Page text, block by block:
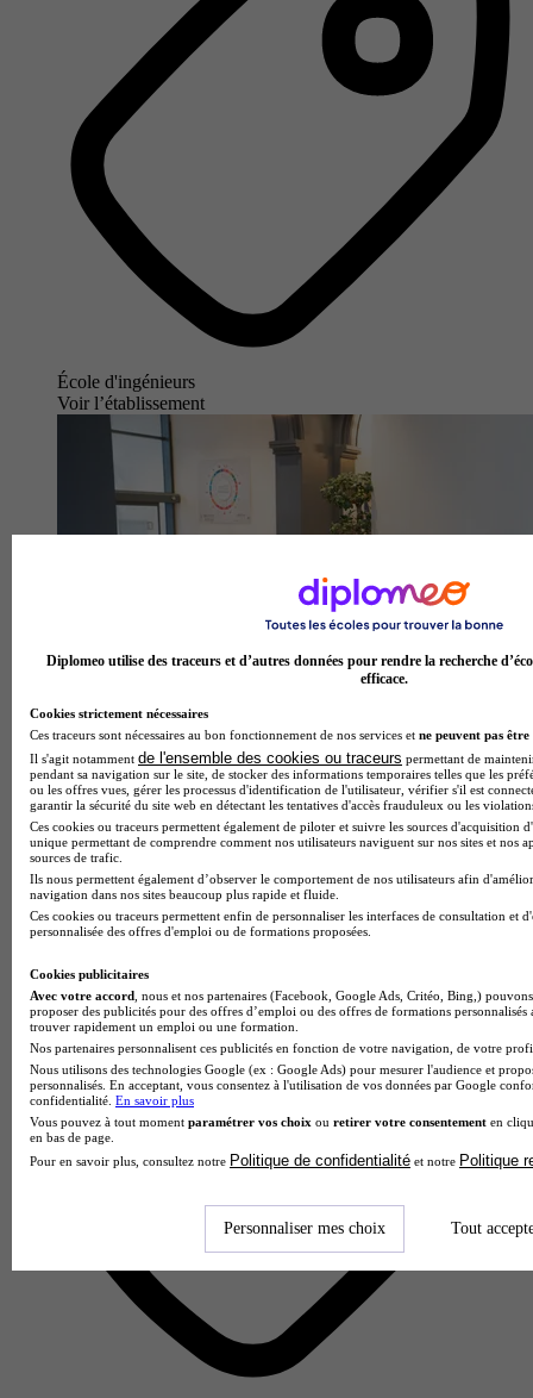
École d'ingénieurs
Voir l’établissement
ESTICE
3.7
6 avis
Lille
Diplomeo utilise des traceurs et d’autres données pour rendre la recherche
efficace.
Cookies strictement nécessaires
Ces traceurs sont nécessaires au bon fonctionnement de nos services et ne peuvent pas être
Il s'agit notamment de l'ensemble des cookies ou traceurs permettant de
pendant sa navigation sur le site, de stocker des informations temporaires telles que les
ou les offres vues, gérer les processus d'identification de l'utilisateur, vérifier s'il est
garantir la sécurité du site web en détectant les tentatives d'accès frauduleux ou les
Ces cookies ou traceurs permettent également de piloter et suivre les sources d'acquisition
unique permettant de comprendre comment nos utilisateurs naviguent sur nos sites et nos
sources de trafic.
Ils nous permettent également d’observer le comportement de nos utilisateurs afin
navigation dans nos sites beaucoup plus rapide et fluide.
Ces cookies ou traceurs permettent enfin de personnaliser les interfaces de consultation et
personnalisée des offres d'emploi ou de formations proposées.
Cookies publicitaires
Avec votre accord , nous et nos partenaires (Facebook, Google Ads, Critéo, Bing,)
proposer des publicités pour des offres d’emploi ou des offres de formations
trouver rapidement un emploi ou une formation.
Nos partenaires personnalisent ces publicités en fonction de votre navigation, de votre
Nous utilisons des technologies Google (ex : Google Ads) pour mesurer l'audience et
personnalisés. En acceptant, vous consentez à l'utilisation de vos données par Google
confidentialité. En savoir plus
Vous pouvez à tout moment paramétrer vos choix ou retirer votre consentement en
en bas de page.
Pour en savoir plus, consultez notre Politique de confidentialité et notre Politique
Personnaliser mes choix Tout